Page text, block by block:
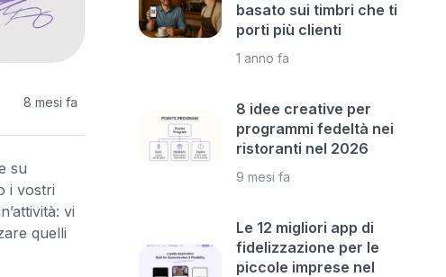
8 mesi fa
su
i vostri
vi
quelli
basato sui timbri che ti
porti più clienti
1 anno fa
8 idee creative per
programmi fedeltà nei
ristoranti nel 2026
9 mesi fa
Le 12 migliori app di
fidelizzazione per le
piccole imprese nel